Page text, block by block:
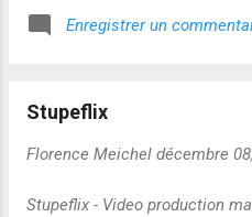
Enregistrer un
Stupeflix
Florence Meichel décembre
Stupeflix - Video production